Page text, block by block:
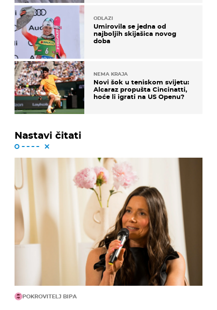
ODLAZI
Umirovila se jedna od
najboljih skijašica novog
doba
NEMA KRAJA
Novi šok u teniskom svijetu:
Alcaraz propušta Cincinatti,
hoće li igrati na US Openu?
Nastavi čitati
POKROVITELJ BIPA